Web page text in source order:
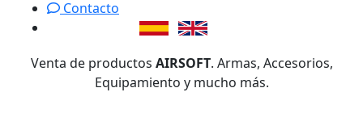
Contacto
Venta de productos AIRSOFT. Armas, Accesorios,
Equipamiento y mucho más.